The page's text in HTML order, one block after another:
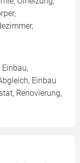
Einbau
Renovierung,